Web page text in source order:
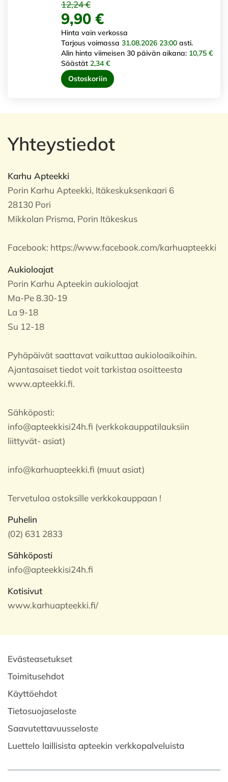
12,24 €
9,90 €
Hinta vain verkossa
Tarjous voimassa 31.08.2026 23:00 asti.
Alin hinta viimeisen 30 päivän aikana: 10,75 €
Säästät 2,34 €
Ostoskoriin
Yhteystiedot
Karhu Apteekki
Porin Karhu Apteekki, Itäkeskuksenkaari 6
28130 Pori
Mikkolan Prisma, Porin Itäkeskus
Facebook: https://www.facebook.com/karhuapteekki
Aukioloajat
Porin Karhu Apteekin aukioloajat
Ma-Pe 8.30-19
La 9-18
Su 12-18
Pyhäpäivät saattavat vaikuttaa aukioloaikoihin.
Ajantasaiset tiedot voit tarkistaa osoitteesta
www.apteekki.fi.
Sähköposti:
info@apteekkisi24h.fi (verkkokauppatilauksiin
liittyvät- asiat)
info@karhuapteekki.fi (muut asiat)
Tervetuloa ostoksille verkkokauppaan !
Puhelin
(02) 631 2833
Sähköposti
info@apteekkisi24h.fi
Kotisivut
www.karhuapteekki.fi/
Evästeasetukset
Toimitusehdot
Käyttöehdot
Tietosuojaseloste
Saavutettavuusseloste
Luettelo laillisista apteekin verkkopalveluista